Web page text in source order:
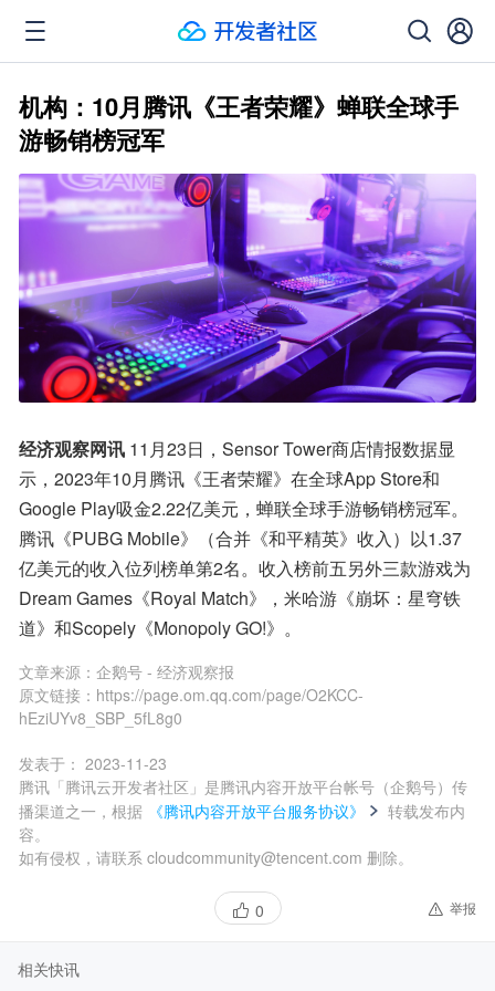
机构：10月腾讯《王者荣耀》蝉联全球手
游畅销榜冠军
经济观察网讯 11月23日，Sensor Tower商店情报数据显
示，2023年10月腾讯《王者荣耀》在全球App Store和
Google Play吸金2.22亿美元，蝉联全球手游畅销榜冠军。
腾讯《PUBG Mobile》（合并《和平精英》收入）以1.37
亿美元的收入位列榜单第2名。收入榜前五另外三款游戏为
Dream Games《Royal Match》，米哈游《崩坏：星穹铁
道》和Scopely《Monopoly GO!》。
文章来源： 企鹅号 - 经济观察报
原文链接： https://page.om.qq.com/page/O2KCC-
hEziUYv8_SBP_5fL8g0
发表于： 2023-11-23
腾讯「腾讯云开发者社区」是腾讯内容开放平台帐号（企鹅号）传
播渠道之一，根据
《腾讯内容开放平台服务协议》
转载发布内
容。
如有侵权，请联系 cloudcommunity@tencent.com 删除。
0 举报
相关快讯